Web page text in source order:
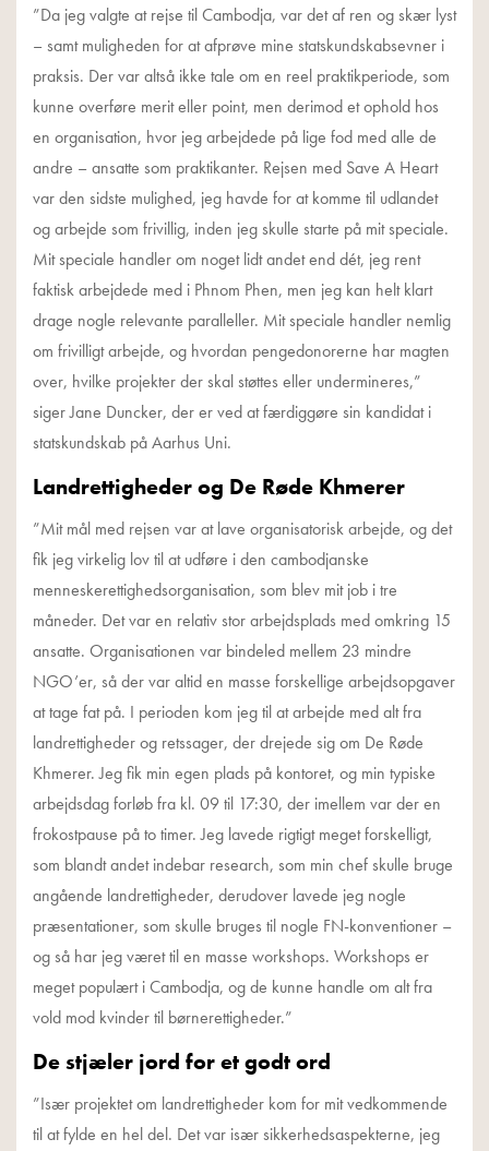
”Da jeg valgte at rejse til Cambodja, var det af ren og skær lyst
– samt muligheden for at afprøve mine statskundskabsevner i
praksis. Der var altså ikke tale om en reel praktikperiode, som
kunne overføre merit eller point, men derimod et ophold hos
en organisation, hvor jeg arbejdede på lige fod med alle de
andre – ansatte som praktikanter. Rejsen med Save A Heart
var den sidste mulighed, jeg havde for at komme til udlandet
og arbejde som frivillig, inden jeg skulle starte på mit speciale.
Mit speciale handler om noget lidt andet end dét, jeg rent
faktisk arbejdede med i Phnom Phen, men jeg kan helt klart
drage nogle relevante paralleller. Mit speciale handler nemlig
om frivilligt arbejde, og hvordan pengedonorerne har magten
over, hvilke projekter der skal støttes eller undermineres,”
siger Jane Duncker, der er ved at færdiggøre sin kandidat i
statskundskab på Aarhus Uni.
Landrettigheder og De Røde Khmerer
”Mit mål med rejsen var at lave organisatorisk arbejde, og det
fik jeg virkelig lov til at udføre i den cambodjanske
menneskerettighedsorganisation, som blev mit job i tre
måneder. Det var en relativ stor arbejdsplads med omkring 15
ansatte. Organisationen var bindeled mellem 23 mindre
NGO’er, så der var altid en masse forskellige arbejdsopgaver
at tage fat på. I perioden kom jeg til at arbejde med alt fra
landrettigheder og retssager, der drejede sig om De Røde
Khmerer. Jeg fik min egen plads på kontoret, og min typiske
arbejdsdag forløb fra kl. 09 til 17:30, der imellem var der en
frokostpause på to timer. Jeg lavede rigtigt meget forskelligt,
som blandt andet indebar research, som min chef skulle bruge
angående landrettigheder, derudover lavede jeg nogle
præsentationer, som skulle bruges til nogle FN-konventioner –
og så har jeg været til en masse workshops. Workshops er
meget populært i Cambodja, og de kunne handle om alt fra
vold mod kvinder til børnerettigheder.”
De stjæler jord for et godt ord
”Især projektet om landrettigheder kom for mit vedkommende
til at fylde en hel del. Det var især sikkerhedsaspekterne, jeg